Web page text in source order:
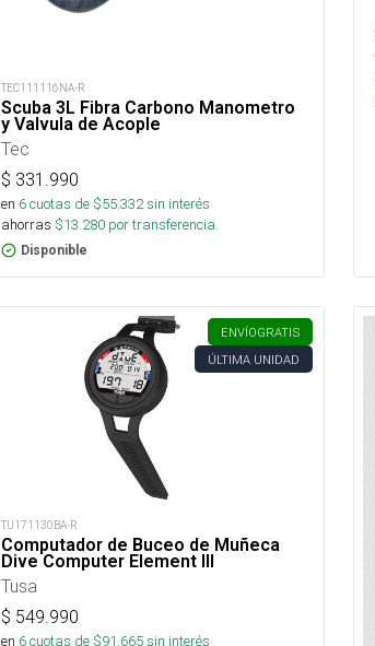
TEC111116NA-R
Scuba 3L Fibra Carbono Manometro
y Valvula de Acople
Tec
$ 331.990
en 6cuotas de $55.332sin interés
ahorras $13.280 por transferencia.
Disponible
ENVÍOGRATIS
ÚLTIMA UNIDAD
TU171130BA-R
Computador de Buceo de Muñeca
Dive Computer Element III
Tusa
$ 549.990
en 6cuotas de $91.665sin interés